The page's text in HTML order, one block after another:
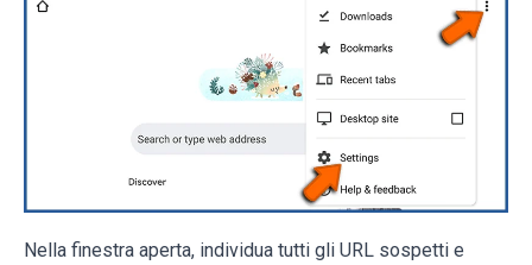
Nella finestra aperta, individua tutti gli URL sospetti e